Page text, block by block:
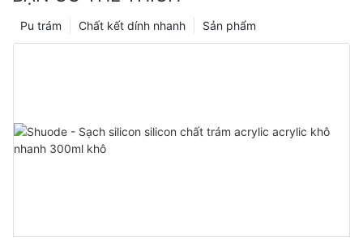
Sản phẩm
Chất kết dính nhanh
Pu trám